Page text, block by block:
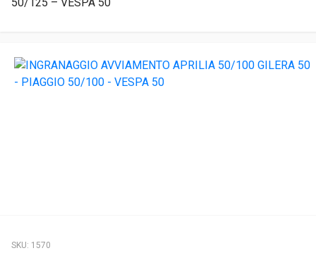
SKU: 1570